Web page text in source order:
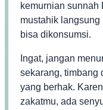
kemurnian sunnah
mustahik
bisa dikonsumsi.
Ingat, jangan
sekarang, timbang
yang berhak.
zakatmu, ada